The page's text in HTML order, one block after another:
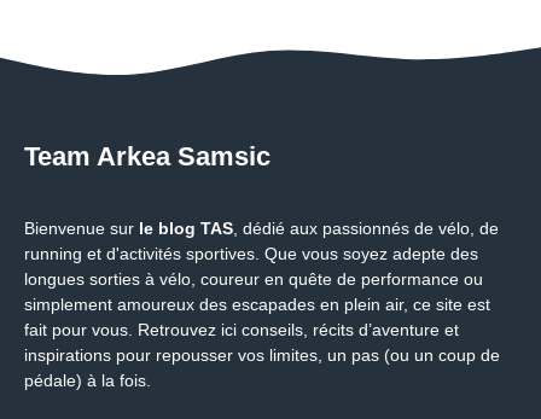
Team Arkea Samsic
Bienvenue sur le blog TAS , dédié aux passionnés de vélo, de
running et d'activités sportives. Que vous soyez adepte des
longues sorties à vélo, coureur en quête de performance ou
simplement amoureux des escapades en plein air, ce site est
fait pour vous. Retrouvez ici conseils, récits d’aventure et
inspirations pour repousser vos limites, un pas (ou un coup de
pédale) à la fois.